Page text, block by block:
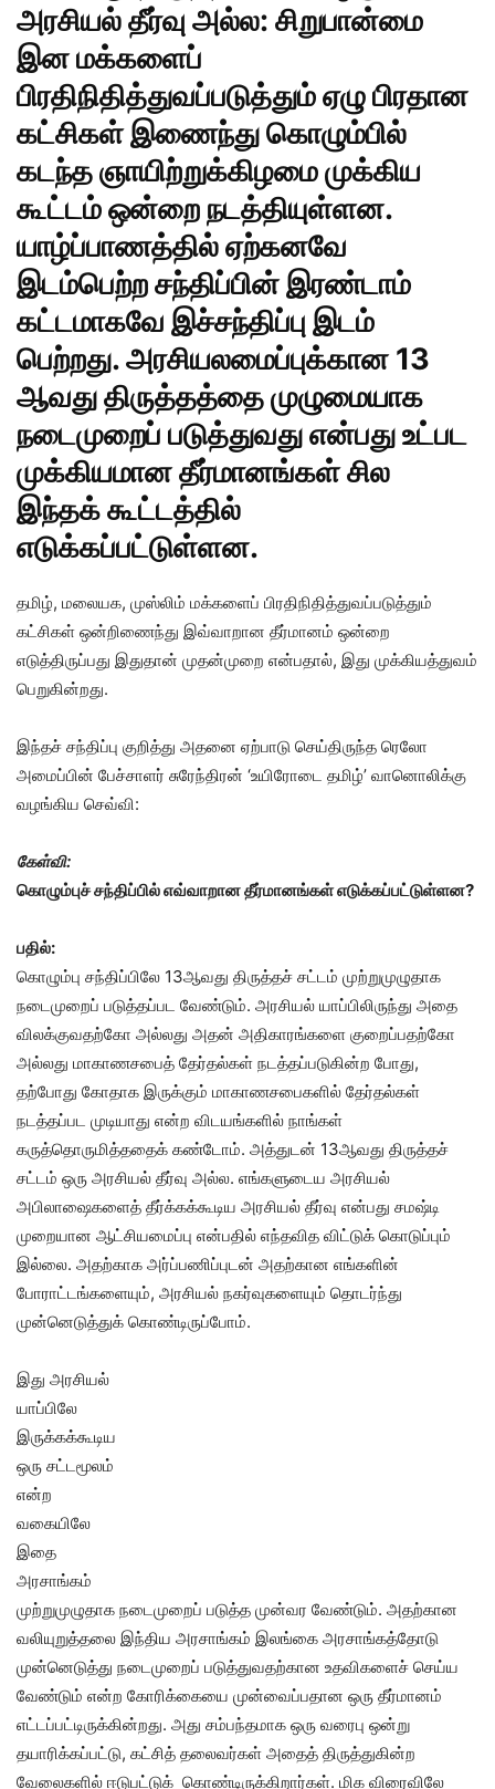
அரசியல் தீர்வு அல்ல: சிறுபான்மை
இன மக்களைப்
பிரதிநிதித்துவப்படுத்தும் ஏழு பிரதான
கட்சிகள் இணைந்து கொழும்பில்
கடந்த ஞாயிற்றுக்கிழமை முக்கிய
கூட்டம் ஒன்றை நடத்தியுள்ளன.
யாழ்ப்பாணத்தில் ஏற்கனவே
இடம்பெற்ற சந்திப்பின் இரண்டாம்
கட்டமாகவே இச்சந்திப்பு இடம்
பெற்றது. அரசியலமைப்புக்கான 13
ஆவது திருத்தத்தை முழுமையாக
நடைமுறைப் படுத்துவது என்பது உட்பட
முக்கியமான தீர்மானங்கள் சில
இந்தக் கூட்டத்தில்
எடுக்கப்பட்டுள்ளன.
தமிழ், மலையக, முஸ்லிம் மக்களைப் பிரதிநிதித்துவப்படுத்தும்
கட்சிகள் ஒன்றிணைந்து இவ்வாறான தீர்மானம் ஒன்றை
எடுத்திருப்பது இதுதான் முதன்முறை என்பதால், இது முக்கியத்துவம்
பெறுகின்றது.
இந்தச் சந்திப்பு குறித்து அதனை ஏற்பாடு செய்திருந்த ரெலோ
அமைப்பின் பேச்சாளர் சுரேந்திரன் ‘உயிரோடை தமிழ்’ வானொலிக்கு
வழங்கிய செவ்வி:
கேள்வி:
கொழும்புச் சந்திப்பில் எவ்வாறான தீர்மானங்கள் எடுக்கப்பட்டுள்ளன?
பதில்:
கொழும்பு சந்திப்பிலே 13ஆவது திருத்தச் சட்டம் முற்றுமுழுதாக
நடைமுறைப் படுத்தப்பட வேண்டும். அரசியல் யாப்பிலிருந்து அதை
விலக்குவதற்கோ அல்லது அதன் அதிகாரங்களை குறைப்பதற்கோ
அல்லது மாகாணசபைத் தேர்தல்கள் நடத்தப்படுகின்ற போது,
தற்போது கோதாக இருக்கும் மாகாணசபைகளில் தேர்தல்கள்
நடத்தப்பட முடியாது என்ற விடயங்களில் நாங்கள்
கருத்தொருமித்ததைக் கண்டோம். அத்துடன் 13ஆவது திருத்தச்
சட்டம் ஒரு அரசியல் தீர்வு அல்ல. எங்களுடைய அரசியல்
அபிலாஷைகளைத் தீர்க்கக்கூடிய அரசியல் தீர்வு என்பது சமஷ்டி
முறையான ஆட்சியமைப்பு என்பதில் எந்தவித விட்டுக் கொடுப்பும்
இல்லை. அதற்காக அர்ப்பணிப்புடன் அதற்கான எங்களின்
போராட்டங்களையும், அரசியல் நகர்வுகளையும் தொடர்ந்து
முன்னெடுத்துக் கொண்டிருப்போம்.
இது அரசியல்
யாப்பிலே
இருக்கக்கூடிய
ஒரு சட்டமூலம்
என்ற
வகையிலே
இதை
அரசாங்கம்
முற்றுமுழுதாக நடைமுறைப் படுத்த முன்வர வேண்டும். அதற்கான
வலியுறுத்தலை இந்திய அரசாங்கம் இலங்கை அரசாங்கத்தோடு
முன்னெடுத்து நடைமுறைப் படுத்துவதற்கான உதவிகளைச் செய்ய
வேண்டும் என்ற கோரிக்கையை முன்வைப்பதான ஒரு தீர்மானம்
எட்டப்பட்டிருக்கின்றது. அது சம்பந்தமாக ஒரு வரைபு ஒன்று
தயாரிக்கப்பட்டு, கட்சித் தலைவர்கள் அதைத் திருத்துகின்ற
வேலைகளில் ஈடுபட்டுக் கொண்டிருக்கிறார்கள். மிக விரைவிலே